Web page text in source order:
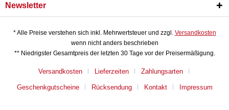
Newsletter
* Alle Preise verstehen sich inkl. Mehrwertsteuer und zzgl. Versandkosten
wenn nicht anders beschrieben
** Niedrigster Gesamtpreis der letzten 30 Tage vor der Preisermäßigung.
Versandkosten Lieferzeiten Zahlungsarten
Geschenkgutscheine Rücksendung Kontakt Impressum